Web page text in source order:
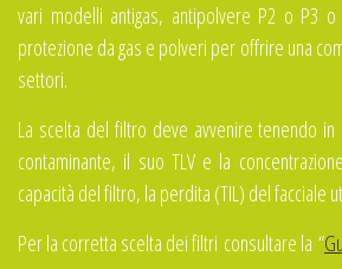
vari modelli antigas, antipolvere P2 o P3
protezione da gas e polveri per offrire una
settori.
La scelta del filtro deve avvenire tenendo
contaminante, il suo TLV e la
capacità del filtro, la perdita (TIL) del facciale
Per la corretta scelta dei filtri consultare la “